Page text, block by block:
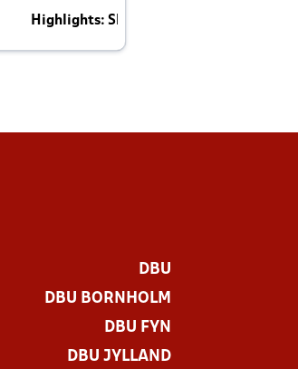
Highlights: Skotland - Danmark 4-2
DBU
DBU BORNHOLM
DBU FYN
DBU JYLLAND